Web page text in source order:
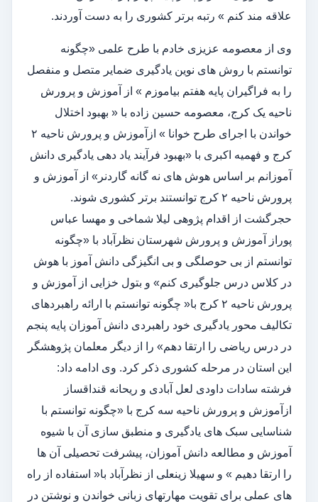
علاقه مند کنم » رتبه برتر کشوری را به دست آوردند.
وی از معصومه عزیزی خادم با طرح علمی «چگونه
توانستم با روش های نوین یادگیری ضمایر متصل و منفصل
را به فراگیران پایه هفتم بیاموزم » از آموزش و پرورش
ناحیه یک کرج، معصومه حسین زاده با « بهبود اختلال
خواندن با اجرای طرح خوانا » ازآموزش و پرورش ناحیه ۲
کرج و فهمیه اکبری با «بهبود فرآیند یاد دهی یادگیری دانش
آموزانم بر اساس هوش های نه گانه گاردنر» از آموزش و
پرورش ناحیه ۲ کرج توانستند برتر کشوری شوند.
حجرگشت از اقدام پژوهی لیلا شماخی و مهسا عباس
پوراز آموزش و پرورش شهرستان نظرآباد با «چگونه
توانستم از بی حوصلگی و بی انگیزگی دانش آموز با هوش
در کلاس درس جلوگیری کنم» و بتول خزایی از آموزش و
پرورش ناحیه ۲ کرج با« چگونه توانستم با ارائه راهبردهای
تکالیف محور یادگیری خود راهبردی دانش آموزان پایه پنجم
در درس ریاضی را ارتقا دهم» را از دیگر معلمان پژوهشگر
این استان در مرحله کشوری ذکر کرد. وی ادامه داد:
فرشته سادات داودی لعل آبادی و ریحانه قنداقساز
ازآموزش و پرورش ناحیه سه کرج با «چگونه توانستم با
شناسایی سبک های یادگیری و منطبق سازی آن با شیوه
آموزش و مطالعه دانش آموزان، پیشرفت تحصیلی آن ها
را ارتقا دهیم » و سهیلا زینعلی از نظرآباد با« استفاده از راه
های عملی برای تقویت مهارتهای زبانی خواندن و نوشتن در